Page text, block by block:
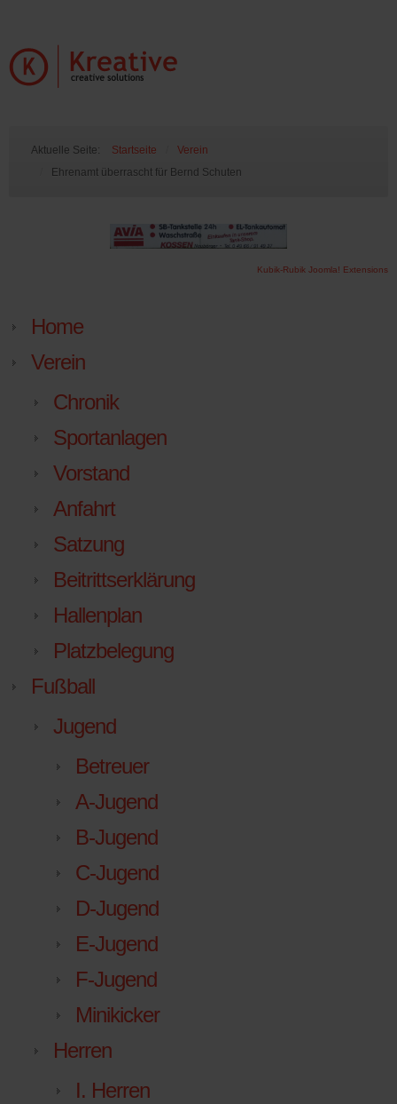
Aktuelle Seite: Startseite
Verein
Ehrenamt überrascht für Bernd Schuten
Kubik-Rubik Joomla! Extensions
Home
Verein
Chronik
Sportanlagen
Vorstand
Anfahrt
Satzung
Beitrittserklärung
Hallenplan
Platzbelegung
Fußball
Jugend
Betreuer
A-Jugend
B-Jugend
C-Jugend
D-Jugend
E-Jugend
F-Jugend
Minikicker
Herren
I. Herren